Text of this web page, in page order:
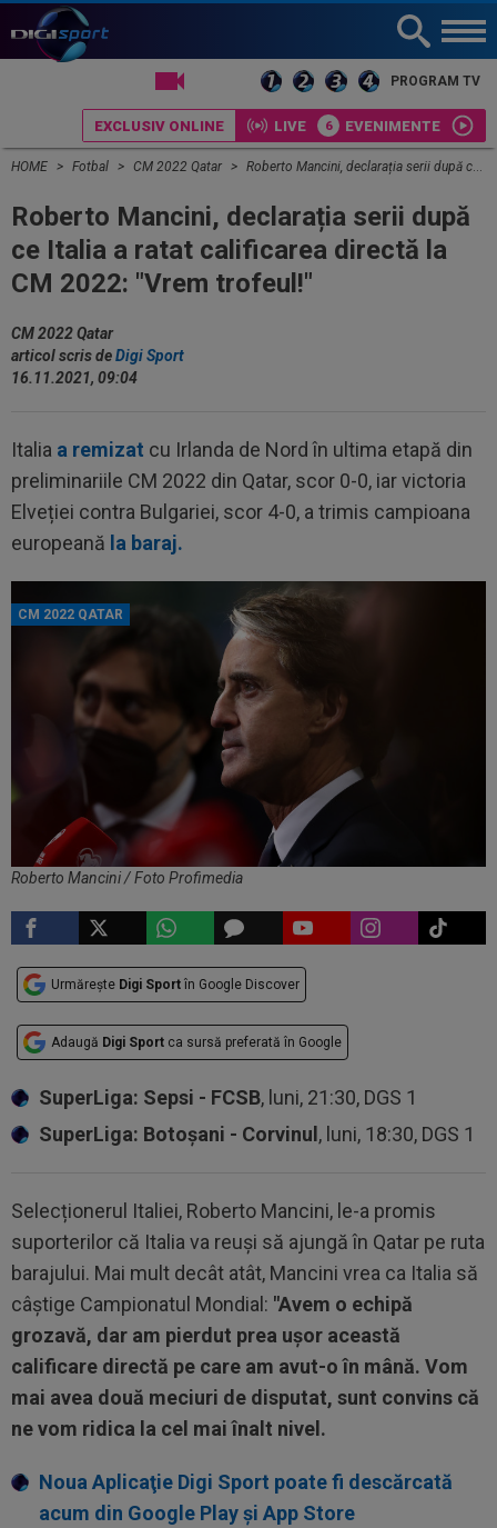
PROGRAM TV
EXCLUSIV ONLINE LIVE EVENIMENTE
HOME Fotbal CM 2022 Qatar Roberto Mancini, declarația serii după ce Italia a ratat calificarea directă la CM 2022: "Vrem trofeul!"
Roberto Mancini, declarația serii după
ce Italia a ratat calificarea directă la
CM 2022: "Vrem trofeul!"
CM 2022 Qatar
articol scris deDigi Sport
16.11.2021, 09:04
Italia a remizat cu Irlanda de Nord în ultima etapă din
preliminariile CM 2022 din Qatar, scor 0-0, iar victoria
Elveției contra Bulgariei, scor 4-0, a trimis campioana
europeană la baraj.
CM 2022 QATAR
Roberto Mancini / Foto Profimedia
Urmărește Digi Sport în Google Discover
Adaugă Digi Sport ca sursă preferată în Google
SuperLiga: Sepsi - FCSB, luni, 21:30, DGS 1
SuperLiga: Botoșani - Corvinul, luni, 18:30, DGS 1
Selecționerul Italiei, Roberto Mancini, le-a promis
suporterilor că Italia va reuși să ajungă în Qatar pe ruta
barajului. Mai mult decât atât, Mancini vrea ca Italia să
câștige Campionatul Mondial: "Avem o echipă
grozavă, dar am pierdut prea ușor această
calificare directă pe care am avut-o în mână. Vom
mai avea două meciuri de disputat, sunt convins că
ne vom ridica la cel mai înalt nivel.
Noua Aplicaţie Digi Sport poate fi descărcată
acum din Google Play şi App Store